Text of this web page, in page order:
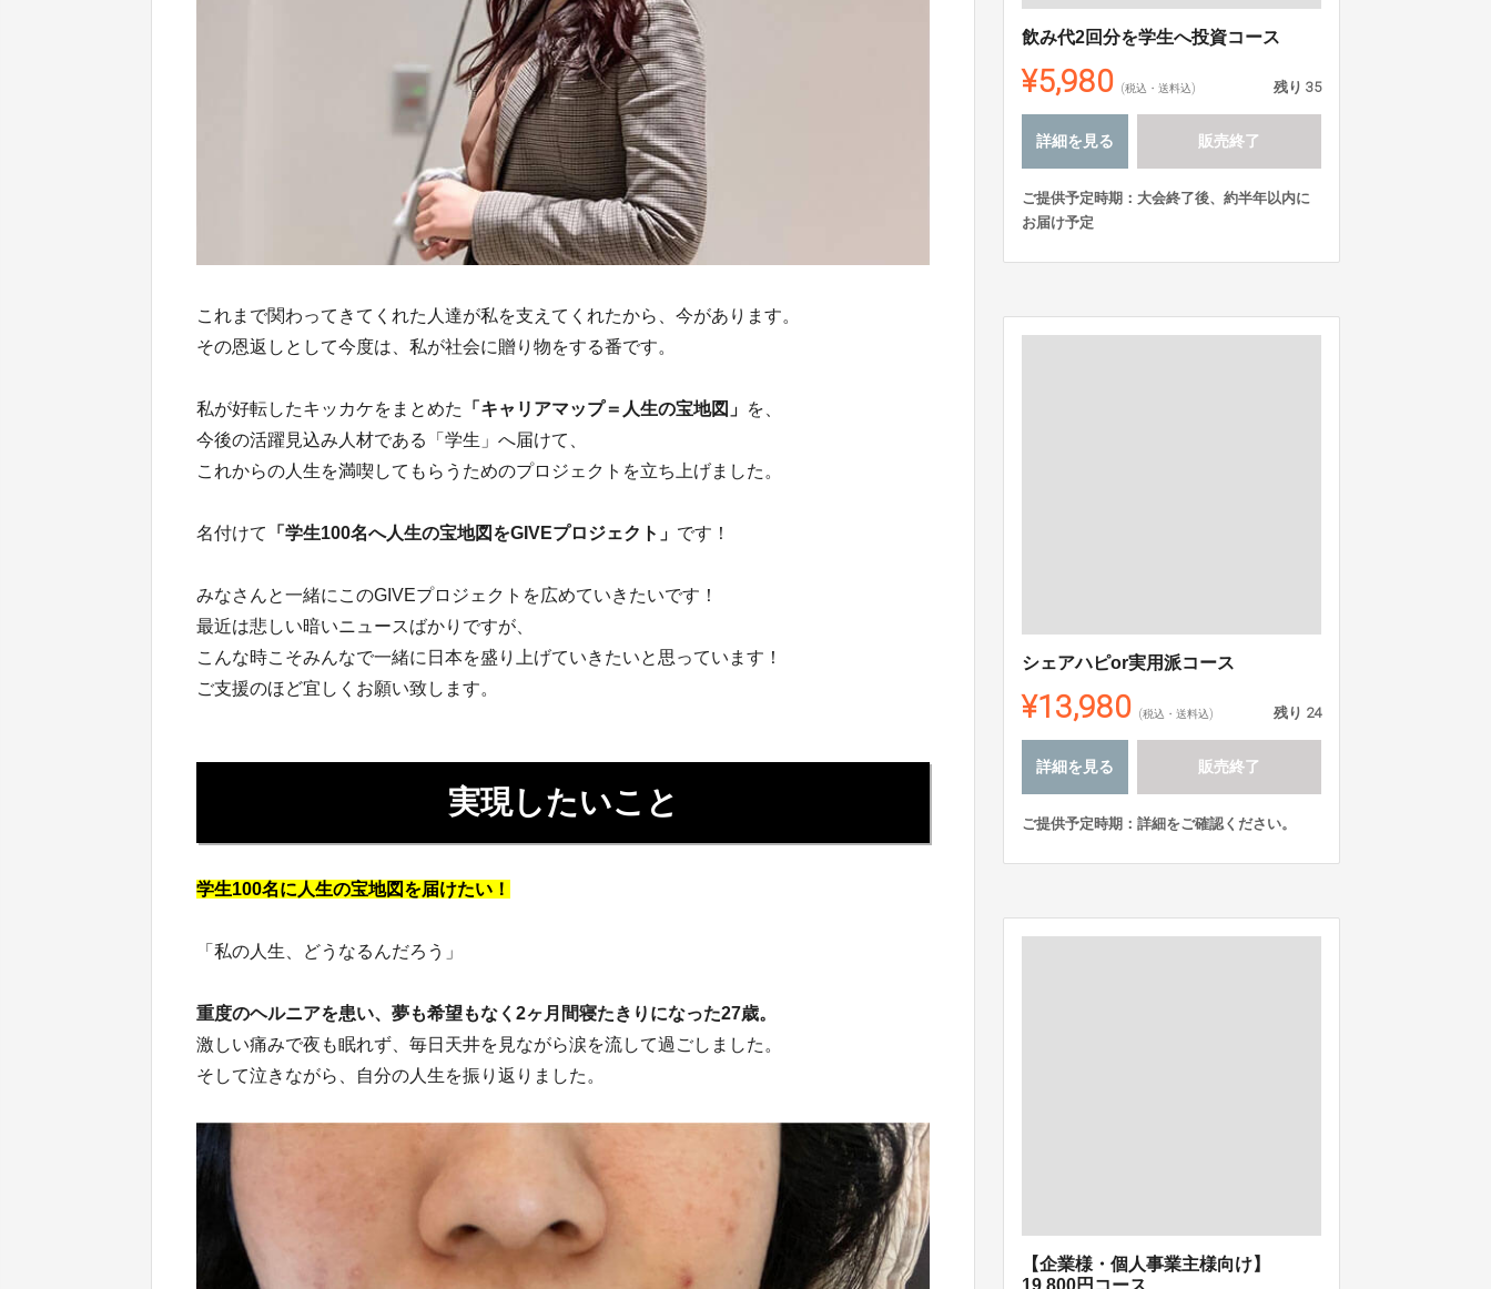
これまで関わってきてくれた人達が私を支えてくれたから、今があります。
その恩返しとして今度は、私が社会に贈り物をする番です。
私が好転したキッカケをまとめた 「キャリアマップ＝人生の宝地図」 を、
今後の活躍見込み人材である「学生」へ届けて、
これからの人生を満喫してもらうためのプロジェクトを立ち上げました。
名付けて 「学生100名へ人生の宝地図をGIVEプロジェクト」 です！
みなさんと一緒にこのGIVEプロジェクトを広めていきたいです！
最近は悲しい暗いニュースばかりですが、
こんな時こそみんなで一緒に日本を盛り上げていきたいと思っています！
ご支援のほど宜しくお願い致します。
実現したいこと
学生100名に人生の宝地図を届けたい！
「私の人生、どうなるんだろう」
重度のヘルニアを患い、夢も希望もなく2ヶ月間寝たきりになった27歳。
激しい痛みで夜も眠れず、毎日天井を見ながら涙を流して過ごしました。
そして泣きながら、自分の人生を振り返りました。
飲み代2回分を学生へ投資コース
¥5,980 (税込・送料込) 残り 35
詳細を見る 販売終了
ご提供予定時期：大会終了後、約半年以内に
お届け予定
シェアハピor実用派コース
¥13,980 (税込・送料込) 残り 24
詳細を見る 販売終了
ご提供予定時期：詳細をご確認ください。
【企業様・個人事業主様向け】
19,800円コース